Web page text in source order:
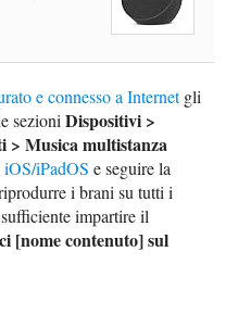
e connesso a Internetgli
sezioniDispositivi >
> Musica multistanza
iOS/iPadOS e seguire la
i brani su tutti i
impartire il
[nome contenuto] sul